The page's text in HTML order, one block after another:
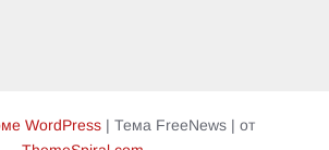
WordPress |Тема FreeNews |от